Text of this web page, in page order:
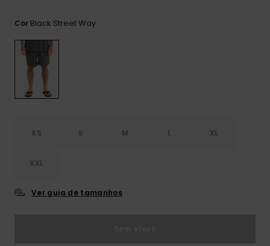
Cor Black Street Way
XS S M L XL
XXL
Ver guia de tamanhos